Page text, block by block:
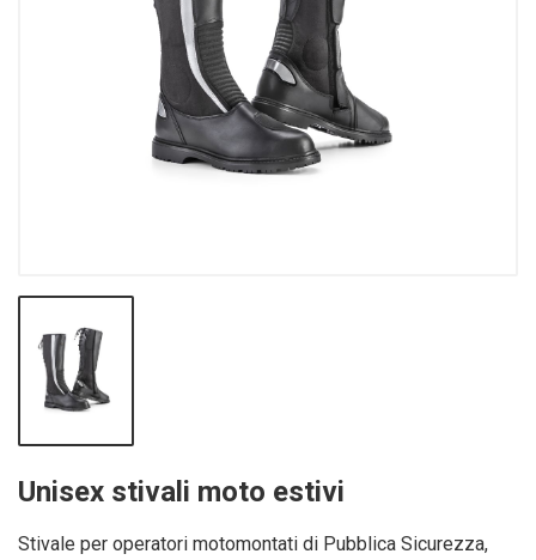
Unisex stivali moto estivi
Stivale per operatori motomontati di Pubblica Sicurezza,